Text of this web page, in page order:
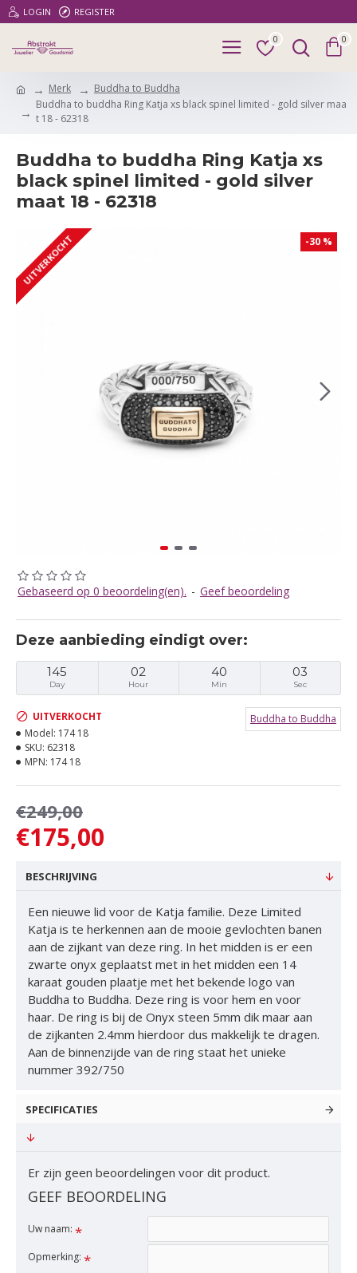
LOGIN REGISTER
0 0
Merk
Buddha to Buddha
Buddha to buddha Ring Katja xs black spinel limited - gold silver maa
t 18 - 62318
Buddha to buddha Ring Katja xs
black spinel limited - gold silver
maat 18 - 62318
-30 %
UITVERKOCHT
Gebaseerd op 0 beoordeling(en). - Geef beoordeling
Deze aanbieding eindigt over:
145
Day
02
Hour
40
Min
03
Sec
€175,00
€249,00
UITVERKOCHT
Model: 174 18
SKU: 62318
MPN: 174 18
Buddha to Buddha
BESCHRIJVING
Een nieuwe lid voor de Katja familie. Deze Limited
Katja is te herkennen aan de mooie gevlochten banen
aan de zijkant van deze ring. In het midden is er een
zwarte onyx geplaatst met in het midden een 14
karaat gouden plaatje met het bekende logo van
Buddha to Buddha. Deze ring is voor hem en voor
haar. De ring is bij de Onyx steen 5mm dik maar aan
de zijkanten 2.4mm hierdoor dus makkelijk te dragen.
Aan de binnenzijde van de ring staat het unieke
nummer 392/750
SPECIFICATIES
Er zijn geen beoordelingen voor dit product.
GEEF BEOORDELING
Uw naam:
Opmerking: